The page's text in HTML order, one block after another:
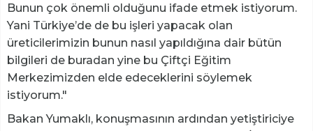
Bunun çok önemli olduğunu ifade etmek istiyorum.
Yani Türkiye’de de bu işleri yapacak olan
üreticilerimizin bunun nasıl yapıldığına dair bütün
bilgileri de buradan yine bu Çiftçi Eğitim
Merkezimizden elde edeceklerini söylemek
istiyorum."
Bakan Yumaklı, konuşmasının ardından yetiştiriciye